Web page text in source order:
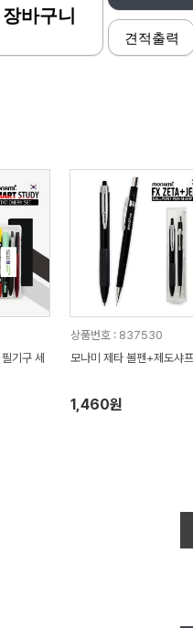
견적출력
장바구니
기구 세
상품번호 : 837530
모나미 제타 볼펜+제도샤
1,460원